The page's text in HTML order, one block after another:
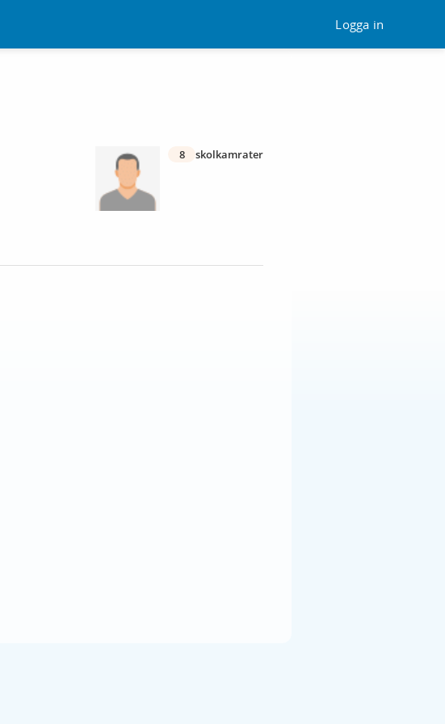
Logga in
8 skolkamrater